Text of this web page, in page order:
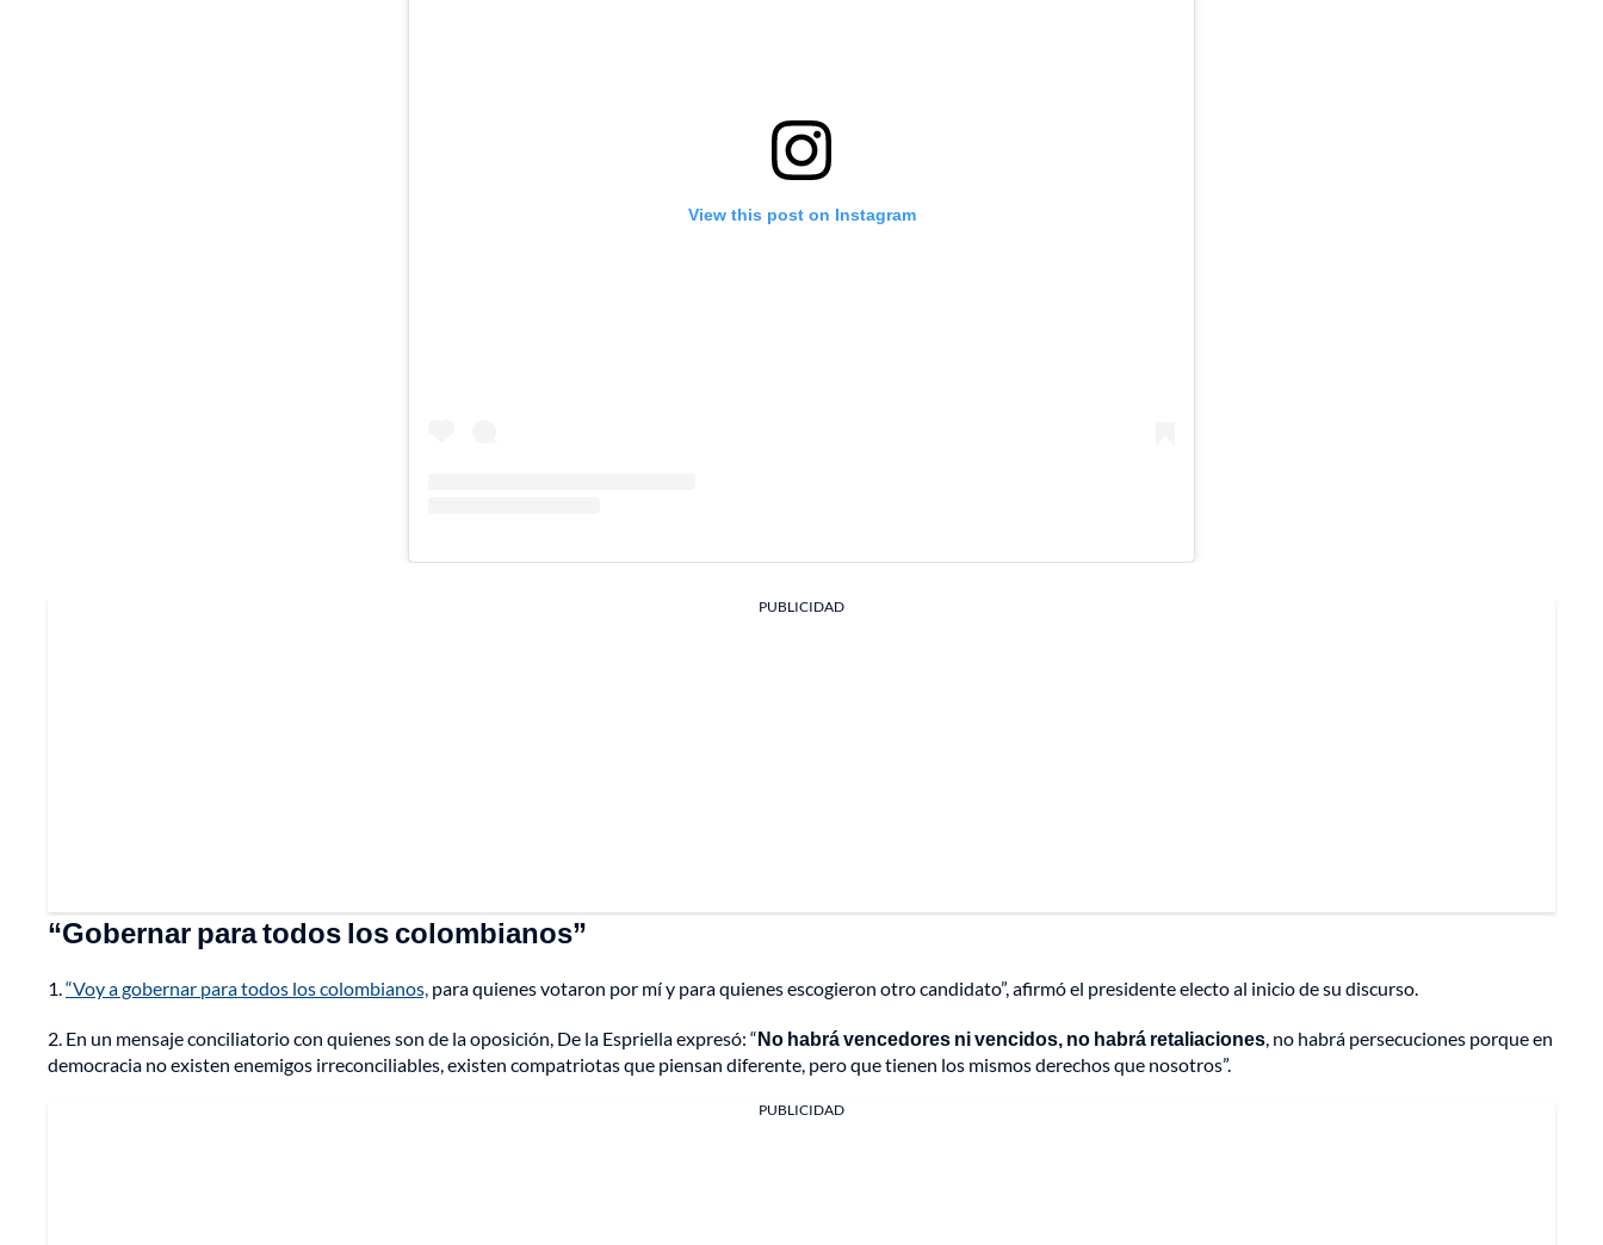
View this post on Instagram
PUBLICIDAD
“Gobernar para todos los colombianos”
1. “Voy a gobernar para todos los colombianos, para quienes votaron por mí y para quienes escogieron otro candidato”, afirmó el presidente electo al inicio de su discurso.
2. En un mensaje conciliatorio con quienes son de la oposición, De la Espriella expresó: “No habrá vencedores ni vencidos, no habrá retaliaciones , no habrá persecuciones porque en
democracia no existen enemigos irreconciliables, existen compatriotas que piensan diferente, pero que tienen los mismos derechos que nosotros”.
PUBLICIDAD